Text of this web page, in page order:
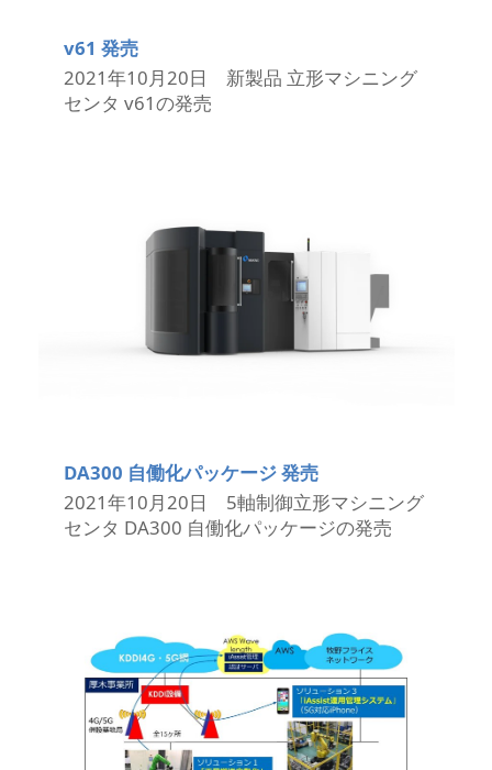
v61 発売
2021年10月20日 新製品 立形マシニング
センタ v61の発売
DA300 自働化パッケージ 発売
2021年10月20日 5軸制御立形マシニング
センタ DA300 自働化パッケージの発売